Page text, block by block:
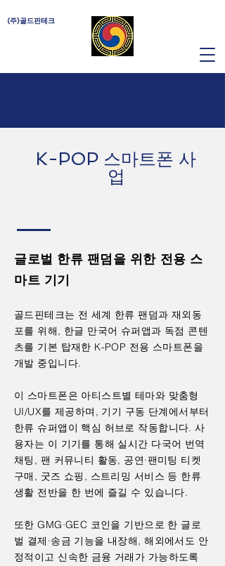
(주)골드핀테크
K-POP 스마트폰 사
업
글로벌 한류 팬덤을 위한 전용 스
마트 기기
골드핀테크는 전 세계 한류 팬덤과 재외동
포를 위해, 한글 만국어 슈퍼앱과 독점 콘텐
츠를 기본 탑재한 K-POP 전용 스마트폰을
개발 중입니다.
이 스마트폰은 아티스트별 테마와 맞춤형
UI/UX를 제공하며, 기기 구동 단계에서부터
한류 슈퍼앱이 핵심 허브로 작동합니다. 사
용자는 이 기기를 통해 실시간 다국어 번역
채팅, 팬 커뮤니티 활동, 공연·팬미팅 티켓
구매, 굿즈 쇼핑, 스트리밍 서비스 등 한류
생활 전반을 한 번에 즐길 수 있습니다.
또한 GMG·GEC 코인을 기반으로 한 글로
벌 결제·송금 기능을 내장해, 해외에서도 안
정적이고 신속한 금융 거래가 가능하도록